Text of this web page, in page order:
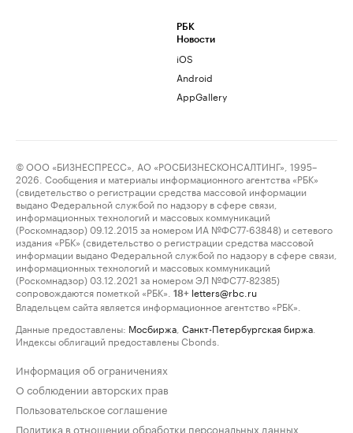
РБК
Новости
iOS
Android
AppGallery
© ООО «БИЗНЕСПРЕСС», АО «РОСБИЗНЕСКОНСАЛТИНГ», 1995–
2026. Сообщения и материалы информационного агентства «РБК»
(свидетельство о регистрации средства массовой информации
выдано Федеральной службой по надзору в сфере связи,
информационных технологий и массовых коммуникаций
(Роскомнадзор) 09.12.2015 за номером ИА №ФС77-63848) и сетевого
издания «РБК» (свидетельство о регистрации средства массовой
информации выдано Федеральной службой по надзору в сфере связи,
информационных технологий и массовых коммуникаций
(Роскомнадзор) 03.12.2021 за номером ЭЛ №ФС77-82385)
сопровождаются пометкой «РБК».
18+ letters@rbc.ru
Владельцем сайта является информационное агентство «РБК».
Данные предоставлены: Мосбиржа Санкт-Петербургская биржа
Индексы облигаций предоставлены Cbonds.
Информация об ограничениях
О соблюдении авторских прав
Пользовательское соглашение
Политика в отношении обработки персональных данных